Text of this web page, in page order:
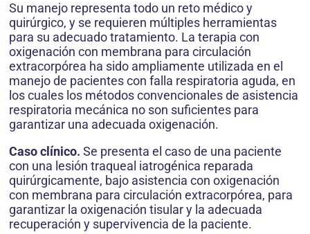
Su manejo representa todo un reto médico y
quirúrgico, y se requieren múltiples herramientas
para su adecuado tratamiento. La terapia con
oxigenación con membrana para circulación
extracorpórea ha sido ampliamente utilizada en el
manejo de pacientes con falla respiratoria aguda, en
los cuales los métodos convencionales de asistencia
respiratoria mecánica no son suficientes para
garantizar una adecuada oxigenación.
Caso clínico. Se presenta el caso de una paciente
con una lesión traqueal iatrogénica reparada
quirúrgicamente, bajo asistencia con oxigenación
con membrana para circulación extracorpórea, para
garantizar la oxigenación tisular y la adecuada
recuperación y supervivencia de la paciente.